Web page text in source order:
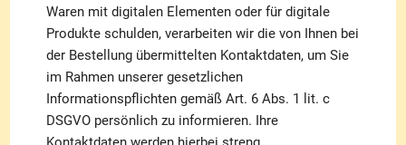
Waren mit digitalen Elementen oder für digitale
Produkte schulden, verarbeiten wir die von Ihnen bei
der Bestellung übermittelten Kontaktdaten, um Sie
im Rahmen unserer gesetzlichen
Informationspflichten gemäß Art. 6 Abs. 1 lit. c
DSGVO persönlich zu informieren. Ihre